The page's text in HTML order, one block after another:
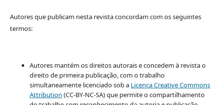
Autores que publicam nesta revista concordam com os seguintes
termos:
Autores mantém os direitos autorais e concedem à revista o
direito de primeira publicação, com o trabalho
simultaneamente licenciado sob a Licença Creative Commons
Attribution (CC-BY-NC-SA) que permite o compartilhamento